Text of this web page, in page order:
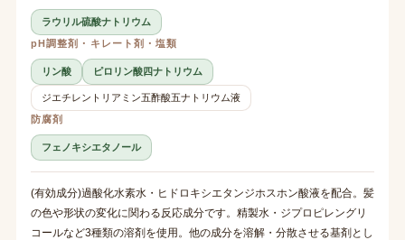
ラウリル硫酸ナトリウム
pH調整剤・キレート剤・塩類
リン酸 ピロリン酸四ナトリウム
ジエチレントリアミン五酢酸五ナトリウム液
防腐剤
フェノキシエタノール
(有効成分)過酸化水素水・ヒドロキシエタンジホスホン酸液を配合。髪
の色や形状の変化に関わる反応成分です。精製水・ジプロピレングリ
コールなど3種類の溶剤を使用。他の成分を溶解・分散させる基剤とし